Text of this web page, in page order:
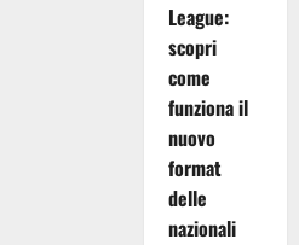
League:
scopri
come
funziona il
nuovo
format
delle
nazionali